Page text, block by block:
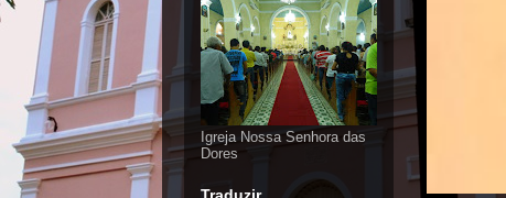
Igreja Nossa Senhora das
Dores